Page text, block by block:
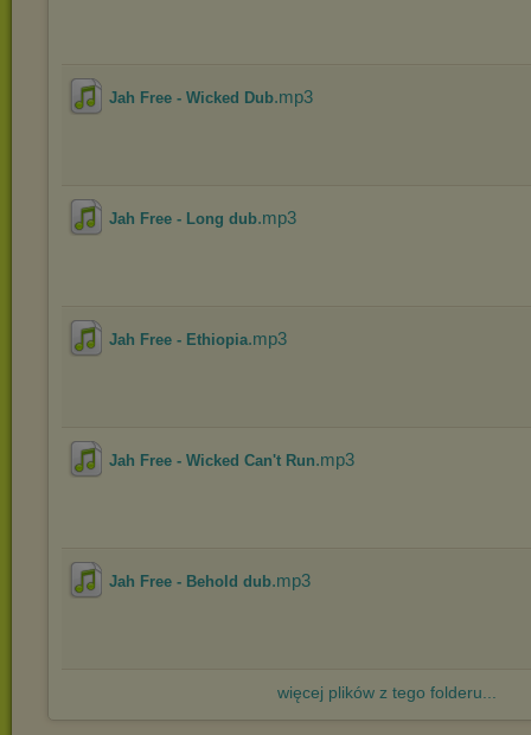
Jah Free - Wicked Dub.mp3
Jah Free - Long dub.mp3
Jah Free - Ethiopia.mp3
Jah Free - Wicked Can't Run.mp3
Jah Free - Behold dub.mp3
więcej plików z tego folderu...